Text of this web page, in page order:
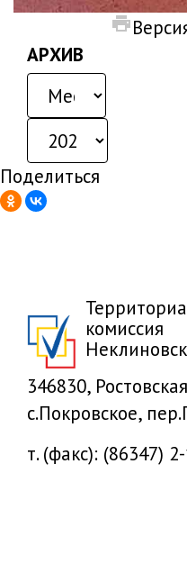
АРХИВ
Поделиться
комиссия
346830,
с.Покровское,
т. (факс): (86347)